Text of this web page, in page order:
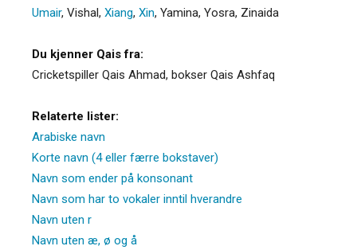
Umair, Vishal, Xiang, Xin, Yamina, Yosra, Zinaida
Du kjenner Qais fra:
Cricketspiller Qais Ahmad, bokser Qais Ashfaq
Relaterte lister:
Arabiske navn
Korte navn (4 eller færre bokstaver)
Navn som ender på konsonant
Navn som har to vokaler inntil hverandre
Navn uten r
Navn uten æ, ø og å